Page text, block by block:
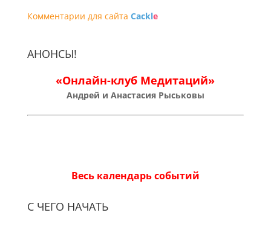
Комментарии для сайта Cackle
АНОНСЫ!
«Онлайн-клуб Медитаций»
Андрей и Анастасия Рыськовы
Весь календарь событий
С ЧЕГО НАЧАТЬ